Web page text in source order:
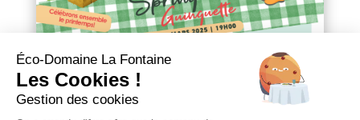
Éco-Domaine La Fontaine
Les Cookies !
Gestion des cookies